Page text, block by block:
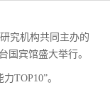
究机构共同主办的
国宾馆盛大举行。
TOP10”。